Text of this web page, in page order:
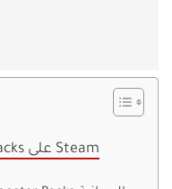
الحصول على Booster Packs على Steam